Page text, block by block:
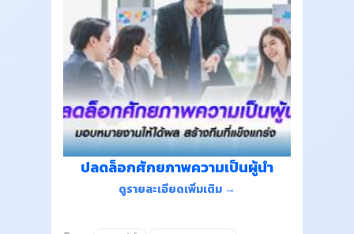
ปลดล็อกศักยภาพความเป็นผู้นำ
ดูรายละเอียดเพิ่มเติม →